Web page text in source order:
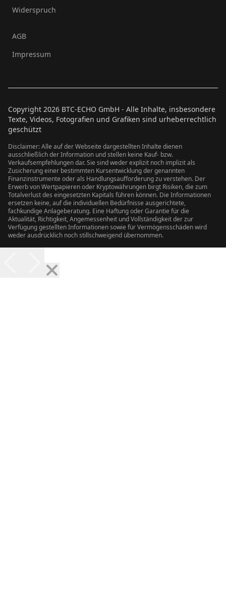
Widerspruch
AGB
Impressum
Copyright 2026 BTC-ECHO GmbH - Alle Inhalte, insbesondere
Texte, Videos, Fotografien und Grafiken sind urheberrechtlich
geschützt
Disclaimer: Alle auf der Webseite dargestellten Inhalte dienen
ausschließlich der Information und stellen keine Kauf- bzw.
Verkaufsempfehlungen dar. Sie sind weder explizit noch implizit als
Zusicherung einer bestimmten Kursentwicklung der genannten
Finanzinstrumente oder als Handlungsaufforderung zu verstehen. Der
Erwerb von Wertpapieren oder Kryptowährungen birgt Risiken, die zum
Totalverlust des eingesetzten Kapitals führen können. Die Informationen
ersetzen keine, auf die individuellen Bedürfnisse ausgerichtete,
fachkundige Anlageberatung. Eine Haftung oder Garantie für die
Aktualität, Richtigkeit, Angemessenheit und Vollständigkeit der zur
Verfügung gestellten Informationen sowie für Vermögensschäden wird
weder ausdrücklich noch stillschweigend übernommen.